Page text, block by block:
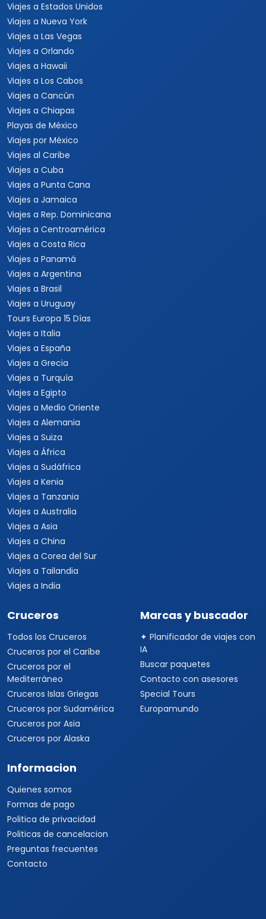
Viajes a Estados Unidos
Viajes a Nueva York
Viajes a Las Vegas
Viajes a Orlando
Viajes a Hawaii
Viajes a Los Cabos
Viajes a Cancún
Viajes a Chiapas
Playas de México
Viajes por México
Viajes al Caribe
Viajes a Cuba
Viajes a Punta Cana
Viajes a Jamaica
Viajes a Rep. Dominicana
Viajes a Centroamérica
Viajes a Costa Rica
Viajes a Panamá
Viajes a Argentina
Viajes a Brasil
Viajes a Uruguay
Tours Europa 15 Días
Viajes a Italia
Viajes a España
Viajes a Grecia
Viajes a Turquía
Viajes a Egipto
Viajes a Medio Oriente
Viajes a Alemania
Viajes a Suiza
Viajes a África
Viajes a Sudáfrica
Viajes a Kenia
Viajes a Tanzania
Viajes a Australia
Viajes a Asia
Viajes a China
Viajes a Corea del Sur
Viajes a Tailandia
Viajes a India
Cruceros
Todos los Cruceros
Cruceros por el Caribe
Cruceros por el
Mediterráneo
Cruceros Islas Griegas
Cruceros por Sudamérica
Cruceros por Asia
Cruceros por Alaska
Marcas y buscador
✦ Planificador de viajes con
IA
Buscar paquetes
Contacto con asesores
Special Tours
Europamundo
Informacion
Quienes somos
Formas de pago
Politica de privacidad
Politicas de cancelacion
Preguntas frecuentes
Contacto